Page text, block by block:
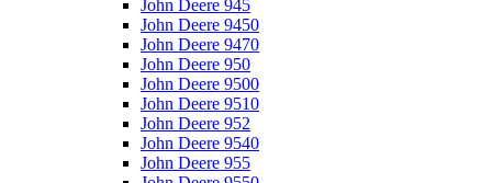
John Deere 945
John Deere 9450
John Deere 9470
John Deere 950
John Deere 9500
John Deere 9510
John Deere 952
John Deere 9540
John Deere 955